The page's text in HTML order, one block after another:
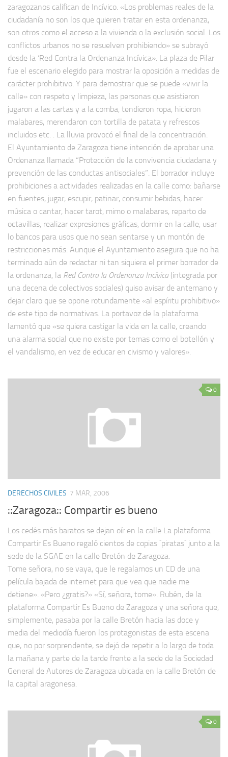
zaragozanos califican de Incívico. «Los problemas reales de la
ciudadanía no son los que quieren tratar en esta ordenanza,
son otros como el acceso a la vivienda o la exclusión social. Los
conflictos urbanos no se resuelven prohibiendo» se subrayó
desde la ‘Red Contra la Ordenanza Incívica». La plaza de Pilar
fue el escenario elegido para mostrar la oposición a medidas de
carácter prohibitivo. Y para demostrar que se puede «vivir la
calle» con respeto y limpieza, las personas que asistieron
jugaron a las cartas y a la comba, tendieron ropa, hicieron
malabares, merendaron con tortilla de patata y refrescos
incluidos etc. . La lluvia provocó el final de la concentración.
El Ayuntamiento de Zaragoza tiene intención de aprobar una
Ordenanza llamada “Protección de la convivencia ciudadana y
prevención de las conductas antisociales”. El borrador incluye
prohibiciones a actividades realizadas en la calle como: bañarse
en fuentes, jugar, escupir, patinar, consumir bebidas, hacer
música o cantar, hacer tarot, mimo o malabares, reparto de
octavillas, realizar expresiones gráficas, dormir en la calle, usar
lo bancos para usos que no sean sentarse y un montón de
restricciones más. Aunque el Ayuntamiento asegura que no ha
terminado aún de redactar ni tan siquiera el primer borrador de
la ordenanza, la Red Contra la Ordenanza Incívica(integrada por
una decena de colectivos sociales) quiso avisar de antemano y
dejar claro que se opone rotundamente «al espíritu prohibitivo»
de este tipo de normativas. La portavoz de la plataforma
lamentó que «se quiera castigar la vida en la calle, creando
una alarma social que no existe por temas como el botellón y
el vandalismo, en vez de educar en civismo y valores».
0
DERECHOS CIVILES 7 MAR, 2006
::Zaragoza:: Compartir es bueno
Los cedés más baratos se dejan oír en la calle La plataforma
Compartir Es Bueno regaló cientos de copias ´piratas´ junto a la
sede de la SGAE en la calle Bretón de Zaragoza.
Tome señora, no se vaya, que le regalamos un CD de una
película bajada de internet para que vea que nadie me
detiene». «Pero ¿gratis?» «Sí, señora, tome». Rubén, de la
plataforma Compartir Es Bueno de Zaragoza y una señora que,
simplemente, pasaba por la calle Bretón hacia las doce y
media del mediodía fueron los protagonistas de esta escena
que, no por sorprendente, se dejó de repetir a lo largo de toda
la mañana y parte de la tarde frente a la sede de la Sociedad
General de Autores de Zaragoza ubicada en la calle Bretón de
la capital aragonesa.
0